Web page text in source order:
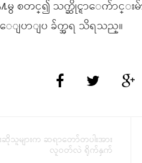
စတင္၍ သက္ဆိုင္ရာေက်ာင္
ျပာျပ ခ်က္အရ သိရသည္။
ဆိုသူများက ဆရာတော်တပါးအား
လူဝတ်လဲ ရိုက်နှက်